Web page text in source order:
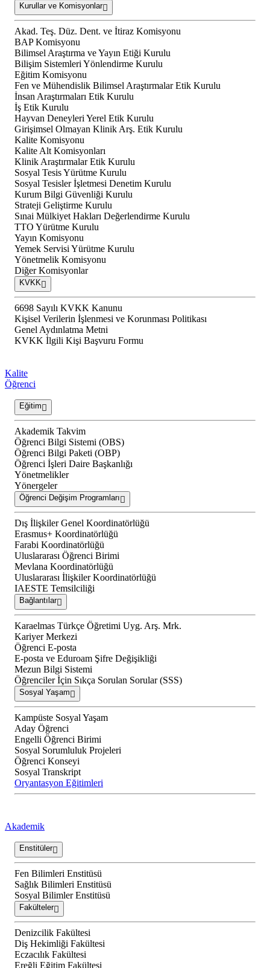
Kurullar ve Komisyonlar
Akad. Teş. Düz. Dent. ve İtiraz Komisyonu
BAP Komisyonu
Bilimsel Araştırma ve Yayın Etiği Kurulu
Bilişim Sistemleri Yönlendirme Kurulu
Eğitim Komisyonu
Fen ve Mühendislik Bilimsel Araştırmalar Etik Kurulu
İnsan Araştırmaları Etik Kurulu
İş Etik Kurulu
Hayvan Deneyleri Yerel Etik Kurulu
Girişimsel Olmayan Klinik Arş. Etik Kurulu
Kalite Komisyonu
Kalite Alt Komisyonları
Klinik Araştırmalar Etik Kurulu
Sosyal Tesis Yürütme Kurulu
Sosyal Tesisler İşletmesi Denetim Kurulu
Kurum Bilgi Güvenliği Kurulu
Strateji Geliştirme Kurulu
Sınai Mülkiyet Hakları Değerlendirme Kurulu
TTO Yürütme Kurulu
Yayın Komisyonu
Yemek Servisi Yürütme Kurulu
Yönetmelik Komisyonu
Diğer Komisyonlar
KVKK
6698 Sayılı KVKK Kanunu
Kişisel Verilerin İşlenmesi ve Korunması Politikası
Genel Aydınlatma Metni
KVKK İlgili Kişi Başvuru Formu
Kalite
Öğrenci
Eğitim
Akademik Takvim
Öğrenci Bilgi Sistemi (OBS)
Öğrenci Bilgi Paketi (OBP)
Öğrenci İşleri Daire Başkanlığı
Yönetmelikler
Yönergeler
Öğrenci Değişim Programları
Dış İlişkiler Genel Koordinatörlüğü
Erasmus+ Koordinatörlüğü
Farabi Koordinatörlüğü
Uluslararası Öğrenci Birimi
Mevlana Koordinatörlüğü
Uluslararası İlişkiler Koordinatörlüğü
IAESTE Temsilciliği
Bağlantılar
Karaelmas Türkçe Öğretimi Uyg. Arş. Mrk.
Kariyer Merkezi
Öğrenci E-posta
E-posta ve Eduroam Şifre Değişikliği
Mezun Bilgi Sistemi
Öğrenciler İçin Sıkça Sorulan Sorular (SSS)
Sosyal Yaşam
Kampüste Sosyal Yaşam
Aday Öğrenci
Engelli Öğrenci Birimi
Sosyal Sorumluluk Projeleri
Öğrenci Konseyi
Sosyal Transkript
Oryantasyon Eğitimleri
Akademik
Enstitüler
Fen Bilimleri Enstitüsü
Sağlık Bilimleri Enstitüsü
Sosyal Bilimler Enstitüsü
Fakülteler
Denizcilik Fakültesi
Diş Hekimliği Fakültesi
Eczacılık Fakültesi
Ereğli Eğitim Fakültesi